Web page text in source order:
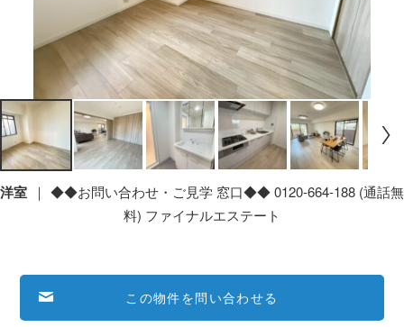
洋室
◆◆お問い合わせ・ご見学 窓口◆◆ 0120-664-188 (通話無
料) ファイナルエステート
この物件を問い合わせる